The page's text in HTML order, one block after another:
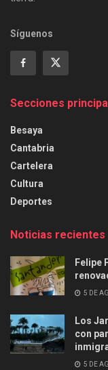
Síguenos
Secciones
Besaya
Cantabria
Cartelera
Cultura
Deportes
Noticias recientes
Felipe
5 DE
Los
con
5 DE